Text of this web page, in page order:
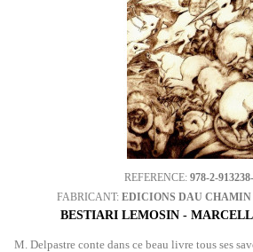
REFERENCE: 978-2-
FABRICANT: EDICIONS DAU CHAMIN
BESTIARI LEMOSIN -
M. Delpastre conte dans ce beau livre tous ses